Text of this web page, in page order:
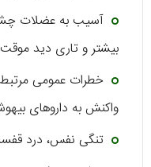
آسیب به عضلات
بیشتر و تاری دید موقت
خطرات عمومی
واکنش به داروهای
تنگی نفس، درد